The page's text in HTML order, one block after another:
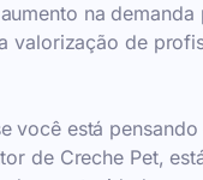
na
valorização de
você está pensando
de Creche Pet,